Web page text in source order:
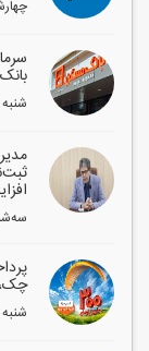
1404/1/27
1404/1/23 شنبه
1404/1/19
1404/1/16 شنبه